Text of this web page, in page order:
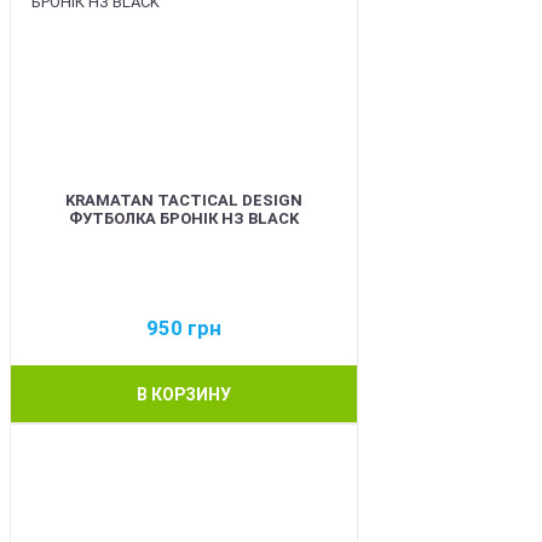
KRAMATAN TACTICAL DESIGN
ФУТБОЛКА БРОНІК НЗ BLACK
950 грн
В КОРЗИНУ